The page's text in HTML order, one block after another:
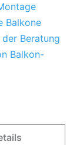
Balkone
Beratung
Balkon-